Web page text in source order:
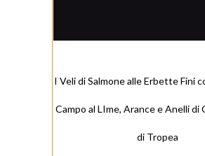
I Veli di Salmone alle Erbette Fini
Campo al LIme, Arance e Anelli di
di Tropea